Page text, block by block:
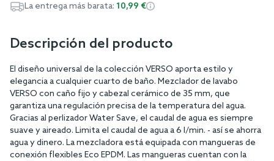
La entrega más barata: 10,99 €
Descripción del producto
El diseño universal de la colección VERSO aporta estilo y
elegancia a cualquier cuarto de baño. Mezclador de lavabo
VERSO con caño fijo y cabezal cerámico de 35 mm, que
garantiza una regulación precisa de la temperatura del agua.
Gracias al perlizador Water Save, el caudal de agua es siempre
suave y aireado. Limita el caudal de agua a 6 l/min. - así se ahorra
agua y dinero. La mezcladora está equipada con mangueras de
conexión flexibles Eco EPDM. Las mangueras cuentan con la